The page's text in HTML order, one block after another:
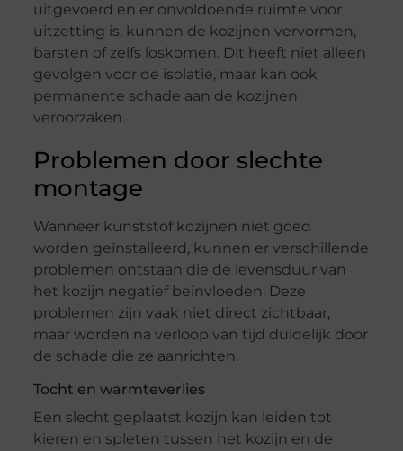
uitgevoerd en er onvoldoende ruimte voor
uitzetting is, kunnen de kozijnen vervormen,
barsten of zelfs loskomen. Dit heeft niet alleen
gevolgen voor de isolatie, maar kan ook
permanente schade aan de kozijnen
veroorzaken.
Problemen door slechte
montage
Wanneer kunststof kozijnen niet goed
worden geïnstalleerd, kunnen er verschillende
problemen ontstaan die de levensduur van
het kozijn negatief beïnvloeden. Deze
problemen zijn vaak niet direct zichtbaar,
maar worden na verloop van tijd duidelijk door
de schade die ze aanrichten.
Tocht en warmteverlies
Een slecht geplaatst kozijn kan leiden tot
kieren en spleten tussen het kozijn en de